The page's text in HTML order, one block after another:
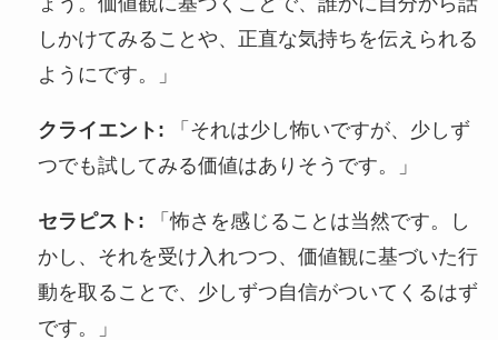
しかけてみることや、正直な気持ちを伝えられる
ようにです。」
クライエント: 「それは少し怖いですが、少しず
つでも試してみる価値はありそうです。」
セラピスト: 「怖さを感じることは当然です。し
かし、それを受け入れつつ、価値観に基づいた行
動を取ることで、少しずつ自信がついてくるはず
です。」